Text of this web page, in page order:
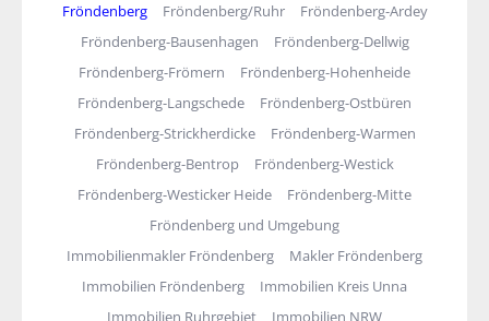
Fröndenberg Fröndenberg/Ruhr
Fröndenberg-Ardey
Fröndenberg-Bausenhagen
Fröndenberg-Dellwig
Fröndenberg-Frömern
Fröndenberg-Hohenheide
Fröndenberg-Langschede
Fröndenberg-Ostbüren
Fröndenberg-Strickherdicke
Fröndenberg-Warmen
Fröndenberg-Bentrop
Fröndenberg-Westick
Fröndenberg-Westicker Heide
Fröndenberg-Mitte
Fröndenberg und Umgebung
Immobilienmakler Fröndenberg
Makler Fröndenberg
Immobilien Fröndenberg
Immobilien Kreis Unna
Immobilien Ruhrgebiet
Immobilien NRW